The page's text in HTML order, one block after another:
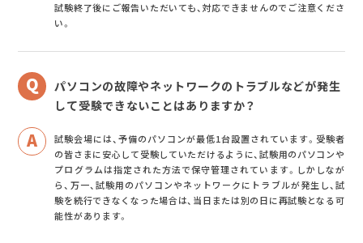
試験終了後にご報告いただいても、対応できませんのでご注意くださ
い。
パソコンの故障やネットワークのトラブルなどが発生
して受験できないことはありますか？
試験会場には、予備のパソコンが最低1台設置されています。受験者
の皆さまに安心して受験していただけるように、試験用のパソコンや
プログラムは指定された方法で保守管理されています。しかしなが
ら、万一、試験用のパソコンやネットワークにトラブルが発生し、試
験を続行できなくなった場合は、当日または別の日に再試験となる可
能性があります。